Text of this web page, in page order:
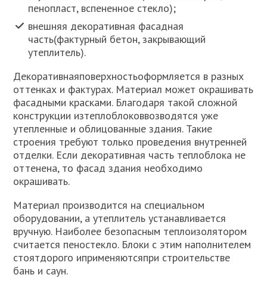
пенопласт, вспененное стекло);
внешняя декоративная фасадная
часть(фактурный бетон, закрывающий
утеплитель).
Декоративнаяповерхностьоформляется в разных
оттенках и фактурах. Материал может окрашивать
фасадными красками. Благодаря такой сложной
конструкции изтеплоблоковвозводятся уже
утепленные и облицованные здания. Такие
строения требуют только проведения внутренней
отделки. Если декоративная часть теплоблока не
оттенена, то фасад здания необходимо
окрашивать.
Материал производится на специальном
оборудовании, а утеплитель устанавливается
вручную. Наиболее безопасным теплоизолятором
считается пеностекло. Блоки с этим наполнителем
стоятдорого иприменяютсяпри строительстве
бань и саун.